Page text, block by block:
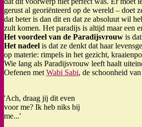
gerust al georiënteerd op de wereld – doet
dat beter is dan dit en dat ze absoluut wil
zult komen. Het paradijs is altijd maar een
Het voordeel van de Paradijsvrouw is
Het nadeel is dat ze denkt dat haar
op materie: rimpels in het gezicht,
Wie lang als Paradijsvrouw leeft haalt
Oefenen met Wabi Sabi, de schoonheid
'Ach, draag jij dit even
voor me? Ik heb niks bij
me...'